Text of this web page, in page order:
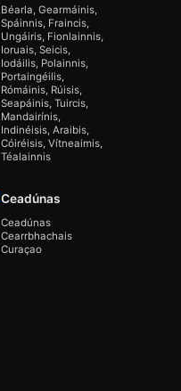
Béarla, Gearmáinis,
Spáinnis, Fraincis,
Ungáiris, Fionlainnis,
Ioruais, Seicis,
Iodáilis, Polainnis,
Portaingéilis,
Rómáinis, Rúisis,
Seapáinis, Tuircis,
Mandairínis,
Indinéisis, Araibis,
Cóiréisis, Vítneaimis,
Téalainnis
Ceadúnas
Ceadúnas
Cearrbhachais
Curaçao